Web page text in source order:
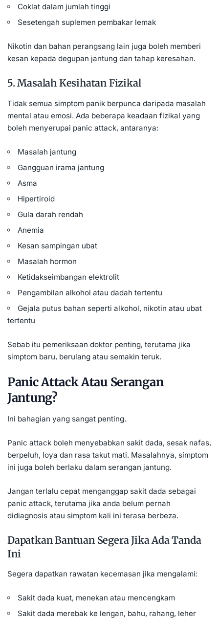
Coklat dalam jumlah tinggi
Sesetengah suplemen pembakar lemak
Nikotin dan bahan perangsang lain juga boleh memberi
kesan kepada degupan jantung dan tahap keresahan.
5. Masalah Kesihatan Fizikal
Tidak semua simptom panik berpunca daripada masalah
mental atau emosi. Ada beberapa keadaan fizikal yang
boleh menyerupai panic attack, antaranya:
Masalah jantung
Gangguan irama jantung
Asma
Hipertiroid
Gula darah rendah
Anemia
Kesan sampingan ubat
Masalah hormon
Ketidakseimbangan elektrolit
Pengambilan alkohol atau dadah tertentu
Gejala putus bahan seperti alkohol, nikotin atau ubat
tertentu
Sebab itu pemeriksaan doktor penting, terutama jika
simptom baru, berulang atau semakin teruk.
Panic Attack Atau Serangan
Jantung?
Ini bahagian yang sangat penting.
Panic attack boleh menyebabkan sakit dada, sesak nafas,
berpeluh, loya dan rasa takut mati. Masalahnya, simptom
ini juga boleh berlaku dalam serangan jantung.
Jangan terlalu cepat menganggap sakit dada sebagai
panic attack, terutama jika anda belum pernah
didiagnosis atau simptom kali ini terasa berbeza.
Dapatkan Bantuan Segera Jika Ada Tanda
Ini
Segera dapatkan rawatan kecemasan jika mengalami:
Sakit dada kuat, menekan atau mencengkam
Sakit dada merebak ke lengan, bahu, rahang, leher